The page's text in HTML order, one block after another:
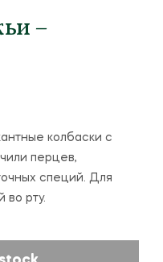
–
колбаски с
перцев,
специй. Для
рту.